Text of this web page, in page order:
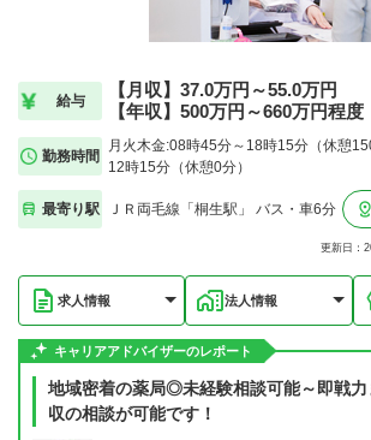
給与
【月収】37.0万円～55.0万円
【年収】500万円～660万円程度
勤務時間
月火木金:08時45分～18時15分（休憩
12時15分（休憩0分）
最寄り駅 ＪＲ両毛線「桐生駅」 バス・車6分
更新日：
求人情報 法人情報
キャリアアドバイザーのレポート
地域密着の薬局◎未経験相談可能～即戦力
収の相談が可能です！